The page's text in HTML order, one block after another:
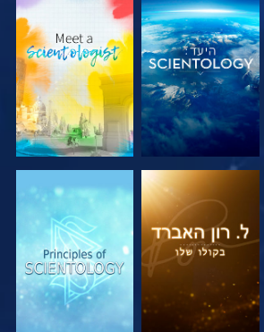
בדוק את הסדרה בדוק את הסדרה